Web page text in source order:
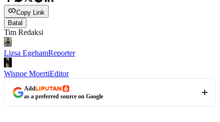
Copy Link
Batal
Tim Redaksi
Lizsa EgehamReporter
Wisnoe MoertiEditor
Add
as a preferred source on Google